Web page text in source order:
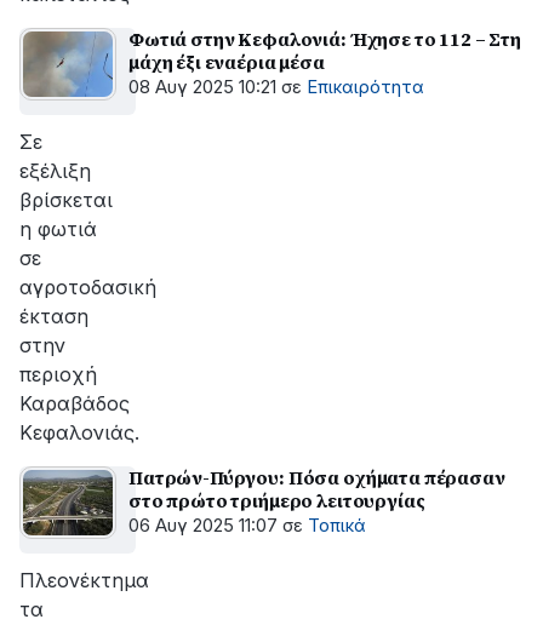
Φωτιά στην Κεφαλονιά: Ήχησε το 112 – Στη
μάχη έξι εναέρια μέσα
08 Αυγ 2025 10:21 σε Επικαιρότητα
Σε
εξέλιξη
βρίσκεται
η φωτιά
σε
αγροτοδασική
έκταση
στην
περιοχή
Καραβάδος
Κεφαλονιάς.
Πατρών-Πύργου: Πόσα οχήματα πέρασαν
στο πρώτο τριήμερο λειτουργίας
06 Αυγ 2025 11:07 σε Τοπικά
Πλεονέκτημα
τα